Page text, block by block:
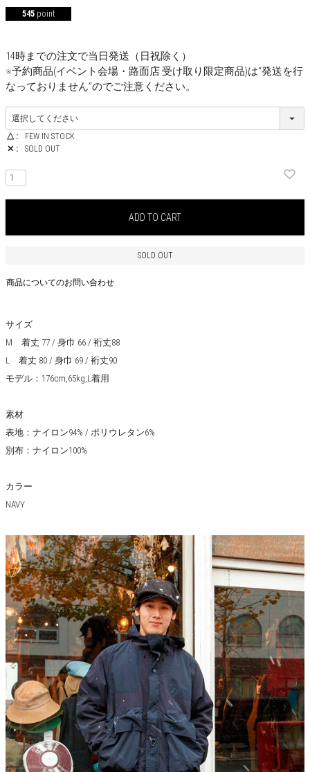
545 point
14時までの注文で当日発送（日祝除く）
※予約商品(イベント会場・路面店 受け取り限定商品)は“発送を行
なっておりません”のでご注意ください。
△
FEW IN STOCK
✕
SOLD OUT
ADD TO CART
SOLD OUT
商品についてのお問い合わせ
サイズ
M 着丈 77 / 身巾 66 / 裄丈88
L 着丈 80 / 身巾 69 / 裄丈90
モデル：176cm,65kg,L着用
素材
表地：ナイロン94% / ポリウレタン6%
別布：ナイロン100%
カラー
NAVY